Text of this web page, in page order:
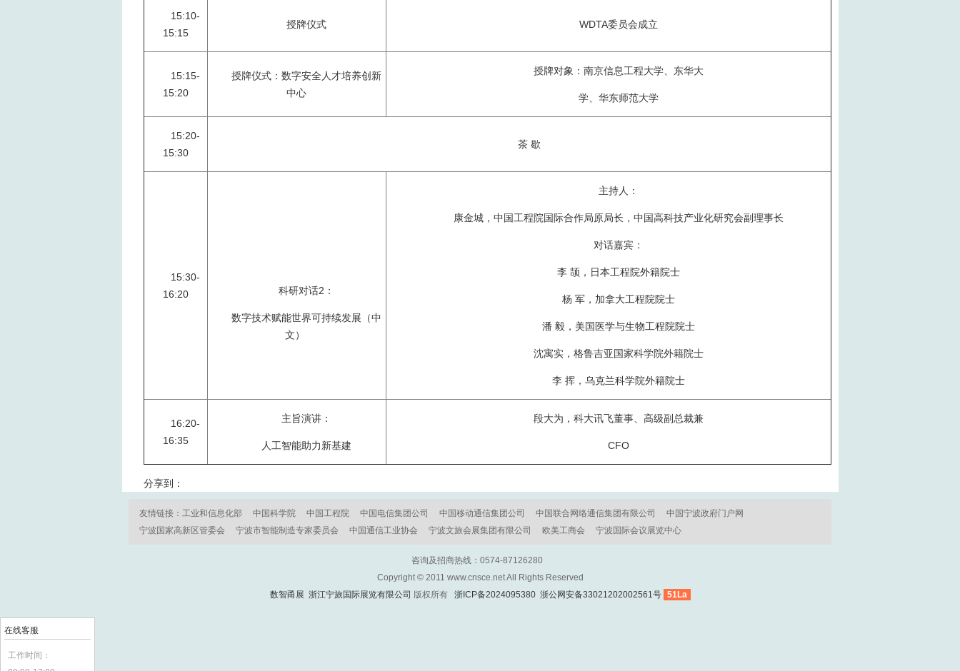
15:10-
15:15
授牌仪式 WDTA委员会成立
15:15-
15:20
授牌仪式：数字安全人才培养创新
中心
授牌对象：南京信息工程大学、东华大
学、华东师范大学
15:20-
15:30
茶 歇
15:30-
16:20
科研对话2：
数字技术赋能世界可持续发展（中
文）
主持人：
康金城，中国工程院国际合作局原局长，中国高科技产业化研究会副理事长
对话嘉宾：
李 颉，日本工程院外籍院士
杨 军，加拿大工程院院士
潘 毅，美国医学与生物工程院院士
沈寓实，格鲁吉亚国家科学院外籍院士
李 挥，乌克兰科学院外籍院士
16:20-
16:35
主旨演讲：
人工智能助力新基建
段大为，科大讯飞董事、高级副总裁兼
CFO
分享到：
友情链接： 工业和信息化部 中国科学院 中国工程院 中国电信集团公司 中国移动通信集团公司 中国联合网络通信集团有限公司
中国宁波政府门户网
宁波国家高新区管委会
宁波市智能制造专家委员会 中国通信工业协会 宁波文旅会展集团有限公司 欧美工商会 宁波国际会议展览中心
咨询及招商热线：0574-87126280
Copyright © 2011 www.cnsce.net All Rights Reserved
数智甬展 浙江宁旅国际展览有限公司 版权所有 浙ICP备2024095380 浙公网安备33021202002561号 51La
在线客服
工作时间：